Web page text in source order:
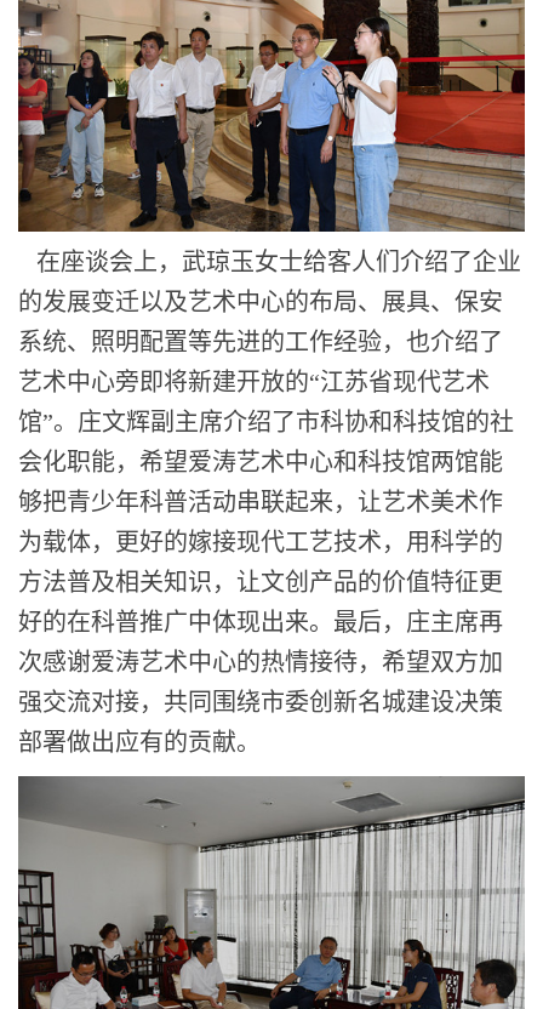
在座谈会上，武琼玉女士给客人们介绍了企业
的发展变迁以及艺术中心的布局、展具、保安
系统、照明配置等先进的工作经验，也介绍了
艺术中心旁即将新建开放的“江苏省现代艺术
馆”。庄文辉副主席介绍了市科协和科技馆的社
会化职能，希望爱涛艺术中心和科技馆两馆能
够把青少年科普活动串联起来，让艺术美术作
为载体，更好的嫁接现代工艺技术，用科学的
方法普及相关知识，让文创产品的价值特征更
好的在科普推广中体现出来。最后，庄主席再
次感谢爱涛艺术中心的热情接待，希望双方加
强交流对接，共同围绕市委创新名城建设决策
部署做出应有的贡献。